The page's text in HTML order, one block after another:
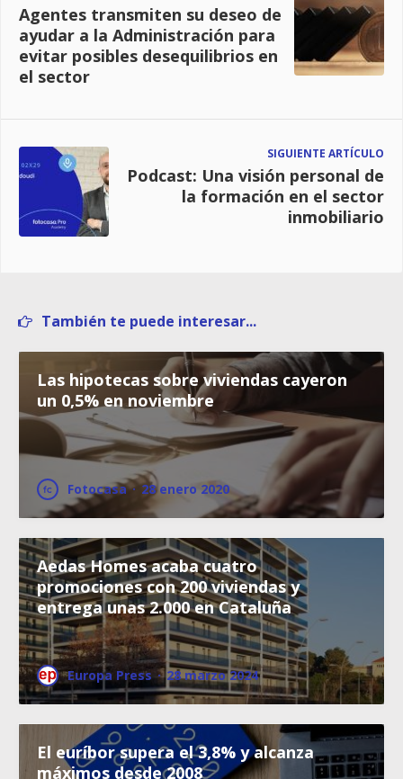
Agentes transmiten su deseo de
ayudar a la Administración para
evitar posibles desequilibrios en
el sector
SIGUIENTE ARTÍCULO
Podcast: Una visión personal de
la formación en el sector
inmobiliario
También te puede interesar...
Las hipotecas sobre viviendas cayeron
un 0,5% en noviembre
Fotocasa · 28 enero 2020
Aedas Homes acaba cuatro
promociones con 200 viviendas y
entrega unas 2.000 en Cataluña
Europa Press · 28 marzo 2024
El euríbor supera el 3,8% y alcanza
máximos desde 2008